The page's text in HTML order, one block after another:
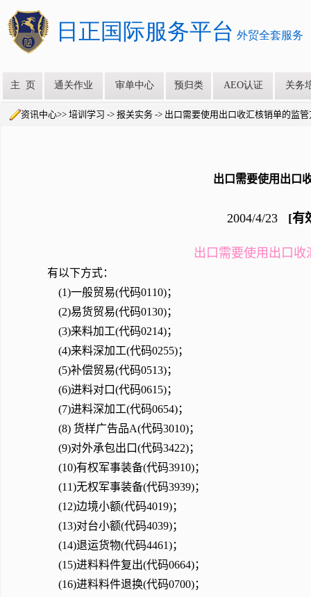
资讯中心>> 培训学习 -> 报关实务 -> 出口需要使用出口收汇核销单的监管
出口需要使用出口
2004/4/23 [有
出口需要使用出口
有以下方式：
(1)一般贸易(代码0110)；
(2)易货贸易(代码0130)；
(3)来料加工(代码0214)；
(4)来料深加工(代码0255)；
(5)补偿贸易(代码0513)；
(6)进料对口(代码0615)；
(7)进料深加工(代码0654)；
(8) 货样广告品A(代码3010)；
(9)对外承包出口(代码3422)；
(10)有权军事装备(代码3910)；
(11)无权军事装备(代码3939)；
(12)边境小额(代码4019)；
(13)对台小额(代码4039)；
(14)退运货物(代码4461)；
(15)进料料件复出(代码0664)；
(16)进料料件退换(代码0700)；